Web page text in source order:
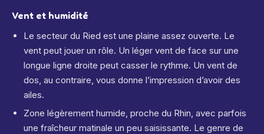
Vent et humidité
Le secteur du Ried est une plaine assez ouverte. Le
vent peut jouer un rôle. Un léger vent de face sur une
longue ligne droite peut casser le rythme. Un vent de
dos, au contraire, vous donne l’impression d’avoir des
ailes.
Zone légèrement humide, proche du Rhin, avec parfois
une fraîcheur matinale un peu saisissante. Le genre de